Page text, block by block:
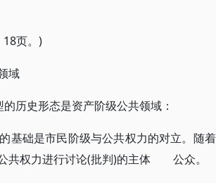
18页。)
域
历史形态是资产阶级公共领域：
基础是市民阶级与公共权力的对立。随
共权力进行讨论(批判)的主体 公众。